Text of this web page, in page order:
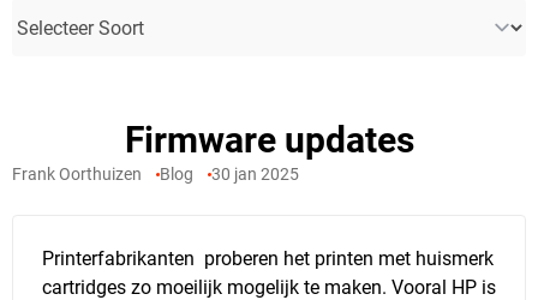
Firmware updates
Frank Oorthuizen Blog 30 jan 2025
Printerfabrikanten proberen het printen met huismerk
cartridges zo moeilijk mogelijk te maken. Vooral HP is